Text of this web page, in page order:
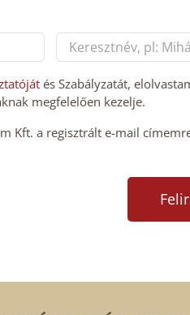
és Szabályzatát,
megfelelően kezelje.
Kft. a regisztrált e-mail